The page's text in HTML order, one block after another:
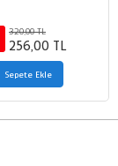
320,00 TL
256,00 TL
Sepete Ekle